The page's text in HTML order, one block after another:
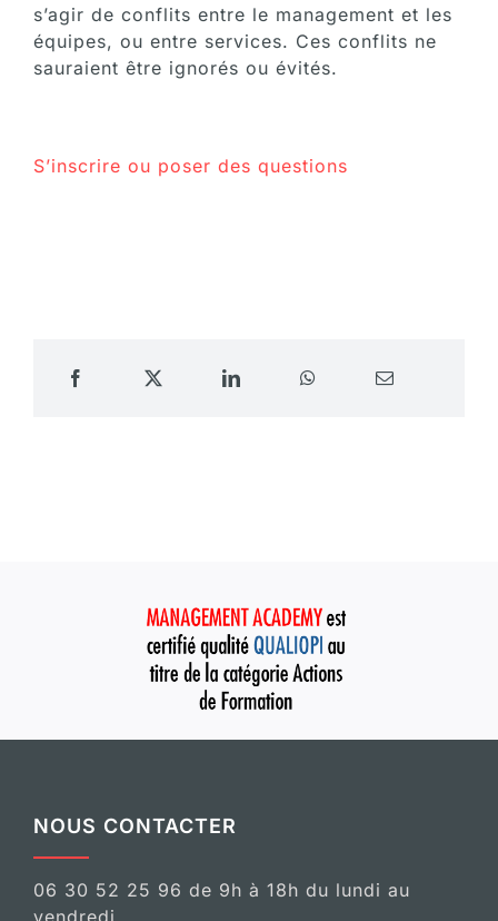
s’agir de conflits entre le management et les
équipes, ou entre services. Ces conflits ne
sauraient être ignorés ou évités.
S’inscrire ou poser des questions
NOUS CONTACTER
06 30 52 25 96 de 9h à 18h du lundi au
vendredi